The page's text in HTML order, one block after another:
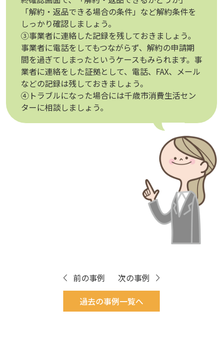
「解約・返品できる場合の条件」など解約条件を
しっかり確認しましょう。
③事業者に連絡した記録を残しておきましょう。
事業者に電話をしてもつながらず、解約の申請期
間を過ぎてしまったというケースもみられます。事
業者に連絡をした証拠として、電話、FAX、メール
などの記録は残しておきましょう。
④トラブルになった場合には千歳市消費生活セン
ターに相談しましょう。
前の事例
過去の事例一覧へ
次の事例